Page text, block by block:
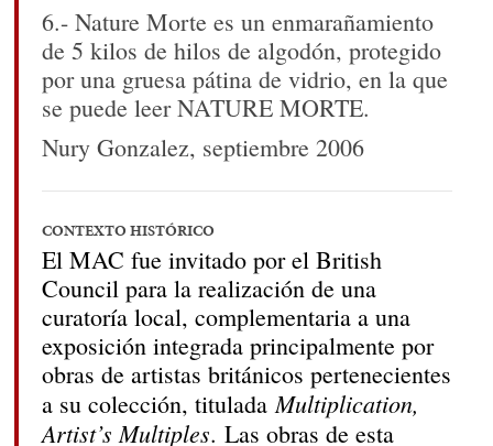
6.- Nature Morte es un enmarañamiento
de 5 kilos de hilos de algodón, protegido
por una gruesa pátina de vidrio, en la que
se puede leer NATURE MORTE.
Nury Gonzalez, septiembre 2006
CONTEXTO HISTÓRICO
El MAC fue invitado por el British
Council para la realización de una
curatoría local, complementaria a una
exposición integrada principalmente por
obras de artistas británicos pertenecientes
a su colección, tituladaMultiplication,
Artist’s Multiples. Las obras de esta